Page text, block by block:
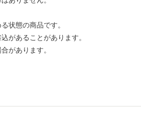
態の商品です。
あることがあります。
があります。